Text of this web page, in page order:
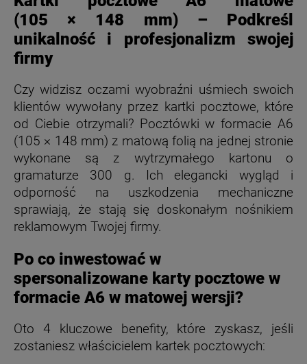
(105 × 148 mm) – Podkreśl
unikalność i profesjonalizm swojej
firmy
Czy widzisz oczami wyobraźni uśmiech swoich
klientów wywołany przez kartki pocztowe, które
od Ciebie otrzymali? Pocztówki w formacie A6
(105 × 148 mm) z matową folią na jednej stronie
wykonane są z wytrzymałego kartonu o
gramaturze 300 g. Ich elegancki wygląd i
odporność na uszkodzenia mechaniczne
sprawiają, że stają się doskonałym nośnikiem
reklamowym Twojej firmy.
Po co inwestować w
spersonalizowane karty pocztowe w
formacie A6 w matowej wersji?
Oto 4 kluczowe benefity, które zyskasz, jeśli
zostaniesz właścicielem kartek pocztowych: